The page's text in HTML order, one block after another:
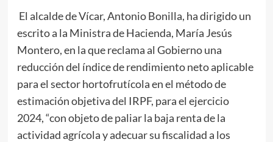
El alcalde de Vícar, Antonio Bonilla, ha dirigido un
escrito a la Ministra de Hacienda, María Jesús
Montero, en la que reclama al Gobierno una
reducción del índice de rendimiento neto aplicable
para el sector hortofrutícola en el método de
estimación objetiva del IRPF, para el ejercicio
2024, “con objeto de paliar la baja renta de la
actividad agrícola y adecuar su fiscalidad a los